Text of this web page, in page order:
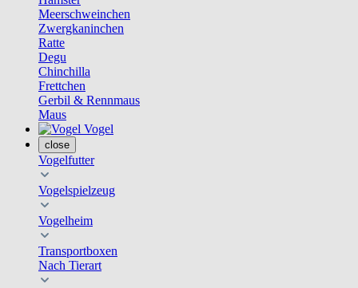
Meerschweinchen
Zwergkaninchen
Ratte
Degu
Chinchilla
Frettchen
Gerbil & Rennmaus
Maus
Vogel
close
Vogelfutter
Vogelspielzeug
Vogelheim
Transportboxen
Nach Tierart